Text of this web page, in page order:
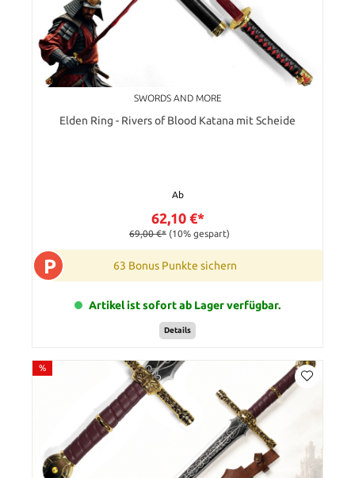
SWORDS AND MORE
Elden Ring - Rivers of Blood Katana mit Scheide
Ab
62,10 €*
69,00 €* (10% gespart)
P 63 Bonus Punkte sichern
Artikel ist sofort ab Lager verfügbar.
Details
%